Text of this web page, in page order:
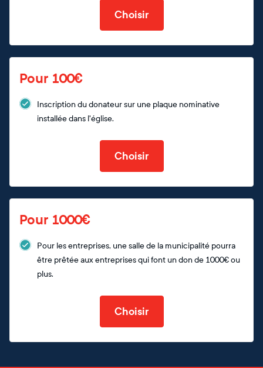
Choisir
Pour 100€
Inscription du donateur sur une plaque nominative
installée dans l'église.
Choisir
Pour 1000€
Pour les entreprises, une salle de la municipalité pourra
être prêtée aux entreprises qui font un don de 1000€ ou
plus.
Choisir